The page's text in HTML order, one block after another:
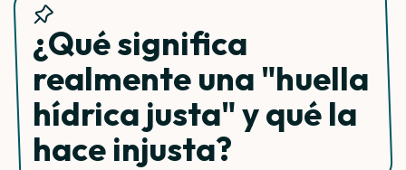
¿Qué significa
realmente una "huella
hídrica justa" y qué la
hace injusta?